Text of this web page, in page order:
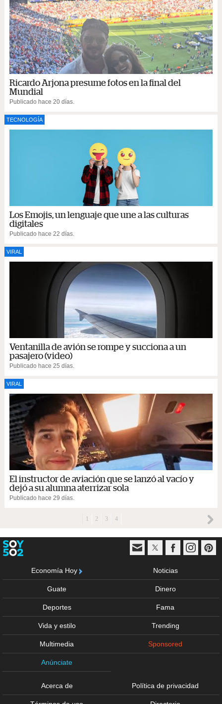
Ricardo Arjona presume fotos en la final del
Mundial
Publicado hace 20 días.
TECNOLOGÍA
Los Emojis, un lenguaje que une a las culturas
digitales
Publicado hace 22 días.
VIRAL
Ventanilla de avión se rompe y succiona a un
pasajero (video)
Publicado hace 25 días.
VIRAL
El instructor de aviación que se lanzó al vacío y
dejó a su alumna aterrizar sola
Publicado hace 29 días.
1 2 3 4
Economía Hoy Noticias
Guate Dinero
Deportes Fama
Vida y estilo Trending
Multimedia Sponsored
Anúnciate
Acerca de Política de privacidad